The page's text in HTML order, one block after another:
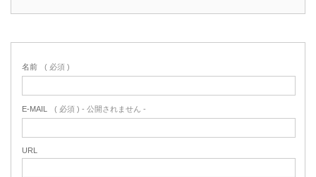
名前 ( 必須 )
E-MAIL ( 必須 ) - 公開されません -
URL